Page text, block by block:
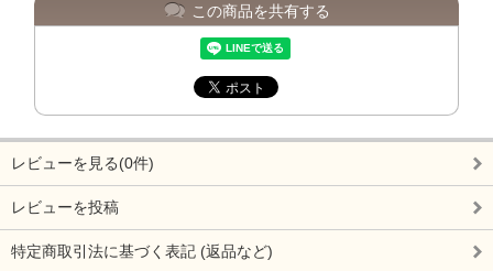
この商品を共有する
レビューを見る(0件)
レビューを投稿
特定商取引法に基づく表記 (返品など)